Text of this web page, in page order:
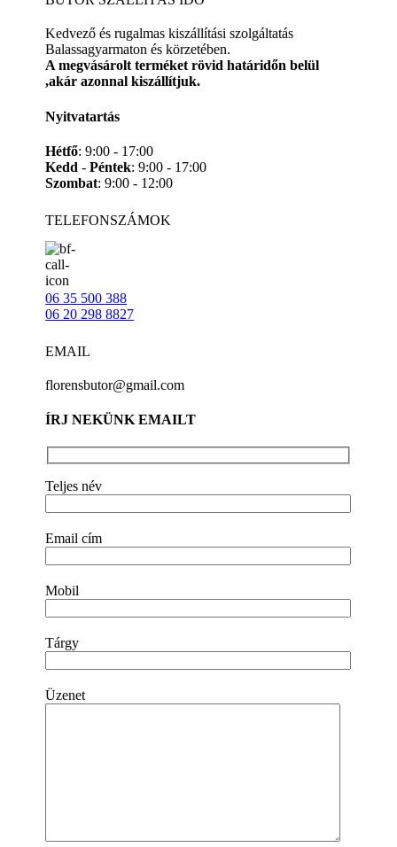
Kedvező és rugalmas kiszállítási szolgáltatás
Balassagyarmaton és körzetében.
A megvásárolt terméket rövid határidőn belül
,akár azonnal kiszállítjuk.
Nyitvatartás
Hétfő: 9:00 - 17:00
Kedd-Péntek: 9:00 - 17:00
Szombat: 9:00 - 12:00
TELEFONSZÁMOK
06 35 500 388
06 20 298 8827
EMAIL
florensbutor@gmail.com
ÍRJ NEKÜNK EMAILT
Teljes név
Email cím
Mobil
Tárgy
Üzenet